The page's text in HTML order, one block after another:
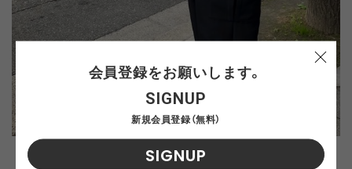
スタッフ身長：163ｃｍ/WOMENS Lサイズ着用
会員登録をお願いします。
SIGNUP
新規会員登録（無料）
SIGNUP